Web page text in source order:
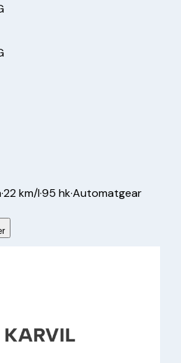
·22 km/l·95 hk·Automatgear